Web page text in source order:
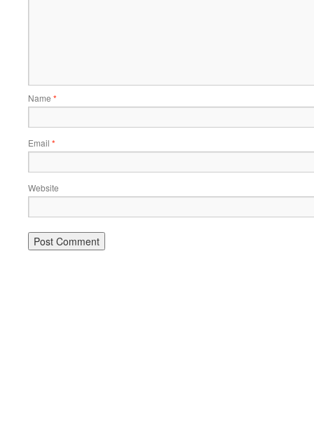
Name *
Email *
Website